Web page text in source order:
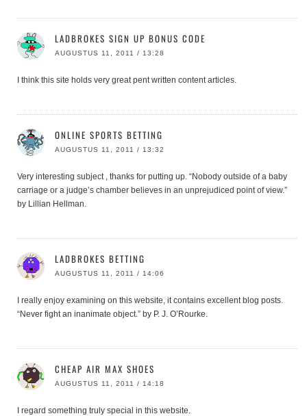
LADBROKES SIGN UP BONUS CODE
AUGUSTUS 11, 2011 / 13:28
I think this site holds very great pent written content articles.
ONLINE SPORTS BETTING
AUGUSTUS 11, 2011 / 13:32
Very interesting subject , thanks for putting up. “Nobody outside of a baby
carriage or a judge’s chamber believes in an unprejudiced point of view.”
by Lillian Hellman.
LADBROKES BETTING
AUGUSTUS 11, 2011 / 14:06
I really enjoy examining on this website, it contains excellent blog posts.
“Never fight an inanimate object.” by P. J. O’Rourke.
CHEAP AIR MAX SHOES
AUGUSTUS 11, 2011 / 14:18
I regard something truly special in this website.